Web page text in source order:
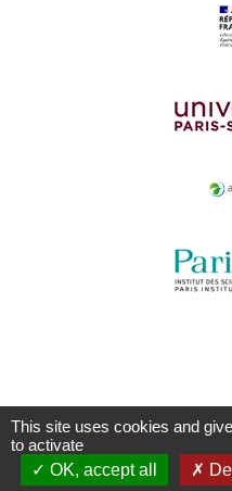
This site uses cookies and
to activate
OK, accept all